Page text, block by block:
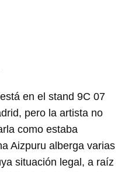
en el stand 9C 07
pero la artista no
como estaba
Aizpuru alberga varias
situación legal, a raíz